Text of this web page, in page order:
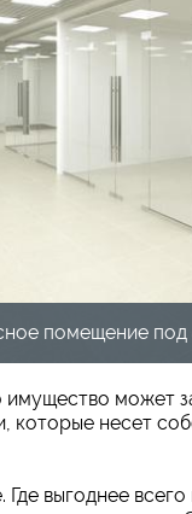
помещение под
может
которые несет
выгоднее